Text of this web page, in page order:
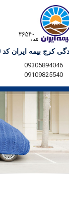
کرج بیمه ایران کد 36540
09305894046
09109825540